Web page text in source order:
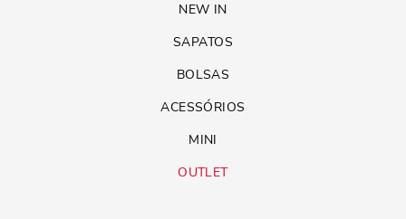
NEW IN
SAPATOS
BOLSAS
ACESSÓRIOS
MINI
OUTLET